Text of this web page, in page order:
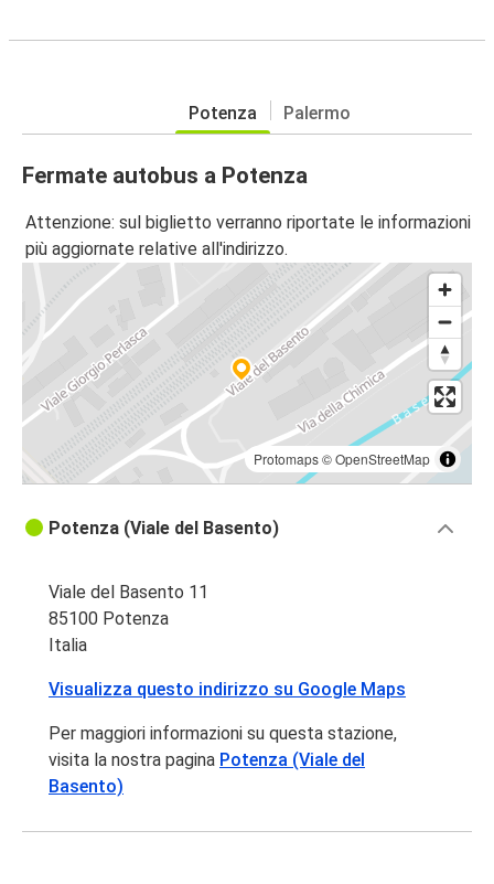
Potenza Palermo
Fermate autobus a Potenza
Attenzione: sul biglietto verranno riportate le informazioni
più aggiornate relative all'indirizzo.
Protomaps©OpenStreetMap
Potenza (Viale del Basento)
Viale del Basento 11
85100 Potenza
Italia
Visualizza questo indirizzo su Google Maps
Per maggiori informazioni su questa stazione,
visita la nostra pagina Potenza (Viale del
Basento)